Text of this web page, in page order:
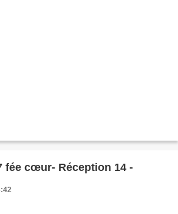
fée cœur- Réception 14 -